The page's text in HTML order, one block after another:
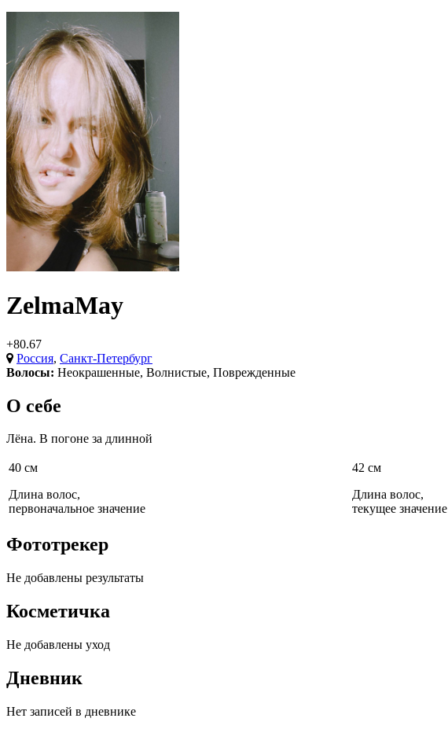
ZelmaMay
+80.67
Россия, Санкт-Петербург
Волосы: Неокрашенные, Волнистые, Поврежденные
О себе
Лёна. В погоне за длинной
40 см
Длина волос,
первоначальное значение
42 см
Длина волос,
текущее значение
Фототрекер
Не добавлены результаты
Косметичка
Не добавлены уход
Дневник
Нет записей в дневнике